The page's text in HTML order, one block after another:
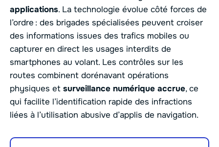
applications. La technologie évolue côté forces de
l’ordre : des brigades spécialisées peuvent croiser
des informations issues des trafics mobiles ou
capturer en direct les usages interdits de
smartphones au volant. Les contrôles sur les
routes combinent dorénavant opérations
physiques et surveillance numérique accrue, ce
qui facilite l’identification rapide des infractions
liées à l’utilisation abusive d’applis de navigation.